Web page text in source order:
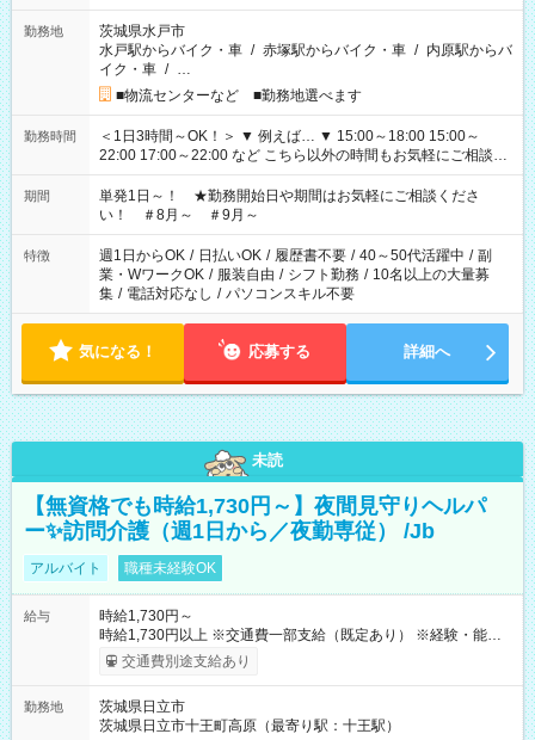
勤務地
茨城県水戸市
水戸駅からバイク・車 / 赤塚駅からバイク・車 / 内原駅からバ
イク・車 / …
■物流センターなど ■勤務地選べます
勤務時間
＜1日3時間～OK！＞ ▼ 例えば… ▼ 15:00～18:00 15:00～
22:00 17:00～22:00 など こちら以外の時間もお気軽にご相談く
ださい！
期間
単発1日～！ ★勤務開始日や期間はお気軽にご相談くださ
い！ ＃8月～ ＃9月～
特徴 週1日からOK / 日払いOK / 履歴書不要 / 40～50代活躍中 / 副
業・WワークOK / 服装自由 / シフト勤務 / 10名以上の大量募
集 / 電話対応なし / パソコンスキル不要
気になる！ 応募する 詳細へ
未読
【無資格でも時給1,730円～】夜間見守りヘルパ
ー✨訪問介護（週1日から／夜勤専従） /Jb
アルバイト 職種未経験OK
給与
時給1,730円～
時給1,730円以上 ※交通費一部支給（既定あり） ※経験・能力を
考慮して決定します 【収入例】 週1回勤務の場合：1,730円×8時
間×4回=5万5,360円 週3回勤務の場合：1,730円×8時間×12回
月 ※ 雇用形態と給与に、本採用時と異なる部分があります。 雇
用形態：本採用時と同じです。 給与：時給 1,510円以上
交通費別途支給あり
勤務地
茨城県日立市
茨城県日立市十王町高原（最寄り駅：十王駅）